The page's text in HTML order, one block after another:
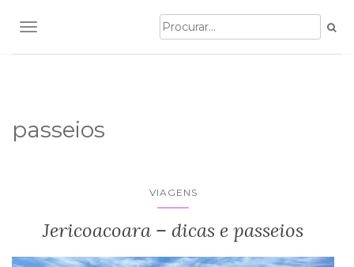
TOGGLE NAVIGATION
passeios
VIAGENS
Jericoacoara – dicas e passeios